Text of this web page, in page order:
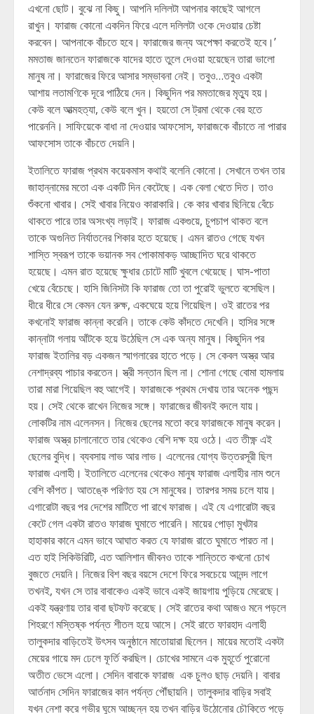
এখনো ছোট। বুঝে না কিছু। আপনি দলিলটা আপনার কাছেই আগলে
রাখুন। ফারাজ কোনো একদিন ফিরে এলে দলিলটা ওকে দেওয়ার চেষ্টা
করবেন। আপনাকে বাঁচতে হবে। ফারাজের জন্য অপেক্ষা করতেই হবে।’
মমতাজ জানতেন ফারাজকে যাদের হাতে তুলে দেওয়া হয়েছেন তারা ভালো
মানুষ না। ফারাজের ফিরে আসার সম্ভাবনা নেই। তবুও…তবুও একটা
আশায় লতামণিকে দূরে পাঠিয়ে দেন। কিছুদিন পর মমতাজের মৃত্যু হয়।
কেউ বলে আত্মহত্যা, কেউ বলে খুন। হয়তো সে ট্রমা থেকে বের হতে
পারেননি। সাফিয়েকে বাধা না দেওয়ার আফসোস, ফারাজকে বাঁচাতে না পারার
আফসোস তাকে বাঁচতে দেয়নি।
ইতালিতে ফারাজ প্রথম কয়েকমাস কথাই বলেনি কোনো। সেখানে তখন তার
জাহান্নামের মতো এক একটি দিন কেটেছে। এক বেলা খেতে দিত। তাও
শুঁকনো খাবার। সেই খাবার নিয়েও কারাকারি। কে কার খাবার ছিনিয়ে বেঁচে
থাকতে পারে তার অসংখ্য লড়াই। ফারাজ একগুয়ে, চুপচাপ থাকত বলে
তাকে অগুনিত নির্যাতনের শিকার হতে হয়েছে। এমন রাতও গেছে যখন
শাস্তি স্বরূপ তাকে ভয়ানক সব পোকামাকড় আচ্ছাদিত ঘরে থাকতে
হয়েছে। এমন রাত হয়েছে ক্ষুধার চোটে মাটি খুবলে খেয়েছে। ঘাস-পাতা
খেয়ে বেঁচেছে। হাসি জিনিসটা কি ফারাজ তো তা পুরোই ভুলতে বসেছিল।
ধীরে ধীরে সে কেমন যেন রুক্ষ, একঘেয়ে হয়ে গিয়েছিল। ওই রাতের পর
কখনোই ফারাজ কান্না করেনি। তাকে কেউ কাঁদতে দেখেনি। হাসির সঙ্গে
কান্নাটা গলায় আঁটকে হয়ে উঠেছিল সে এক অন্য মানুষ। কিছুদিন পর
ফারাজ ইতালির বড় একজন স্মাগলারের হাতে পড়ে। সে কেবল অস্ত্র আর
নেশাদ্রব্য পাচার করতেন। স্ত্রী সন্তান ছিল না। শোনা গেছে বোমা হামলায়
তারা মারা গিয়েছিল বহু আগেই। ফারাজকে প্রথম দেখায় তার অনেক পছন্দ
হয়। সেই থেকে রাখেন নিজের সঙ্গে। ফারাজের জীবনই বদলে যায়।
লোকটির নাম এলেনসন। নিজের ছেলের মতো করে ফারাজকে মানুষ করেন।
ফারাজ অস্ত্র চালানোতে তার থেকেও বেশি দক্ষ হয় ওঠে। এত তীক্ষ্ণ এই
ছেলের বুদ্ধি। ব্যবসায় লাভ আর লাভ। এলেনের যোগ্য উত্তরসূরী ছিল
ফারাজ এলাহী। ইতালিতে এলেনের থেকেও মানুষ ফারাজ এলাহীর নাম শুনে
বেশি কাঁপত। আতঙ্কে পরিণত হয় সে মানুষের। তারপর সময় চলে যায়।
এগারোটা বছর পর দেশের মাটিতে পা রাখে ফারাজ। এই যে এগারোটা বছর
কেটে গেল একটা রাতও ফারাজ ঘুমাতে পারেনি। মায়ের পোড়া মুখটার
হাহাকার কানে এমন ভাবে আঘাত করত যে ফারাজ রাতে ঘুমাতে পারত না।
এত হাই সিকিউরিটি, এত আলিশান জীবনও তাকে শান্তিতে কখনো চোখ
বুজতে দেয়নি। নিজের বিশ বছর বয়সে দেশে ফিরে সবচেয়ে আনন্দ লাগে
তখনই, যখন সে তার বাবাকেও একই ভাবে একই জায়গায় পুড়িয়ে মেরেছে।
একই যন্ত্রণায় তার বাবা ছটফট করেছে। সেই রাতের কথা আজও মনে পড়লে
শিহরণে মস্তিষ্ক পর্যন্ত শীতল হয়ে আসে। সেই রাতে ফারহাদ এলাহী
তালুকদার বাড়িতেই উৎসব অনুষ্ঠানে মাতোয়ারা ছিলেন। মায়ের মতোই একটা
মেয়ের গায়ে মদ ঢেলে ফূর্তি করছিল। চোখের সামনে এক মুহূর্তে পুরোনো
অতীত ভেসে এলো। সেদিন বাবাকে ফারাজ এক চুলও ছাড় দেয়নি। বাবার
আর্তনাদ সেদিন ফারাজের কান পর্যন্ত পৌঁছায়নি। তালুকদার বাড়ির সবাই
যখন নেশা করে গভীর ঘুমে আচ্ছন্ন হয় তখন বাড়ির উঠোনোর চৌকিতে পড়ে